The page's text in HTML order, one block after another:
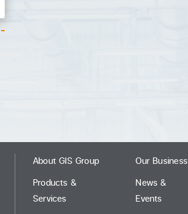
About GIS Group
Products &
Services
Our Business
News &
Events